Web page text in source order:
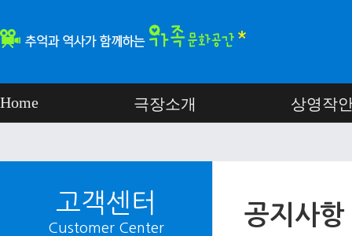
Home 극장소개 상영작
고객센터
Customer Center 공지사항